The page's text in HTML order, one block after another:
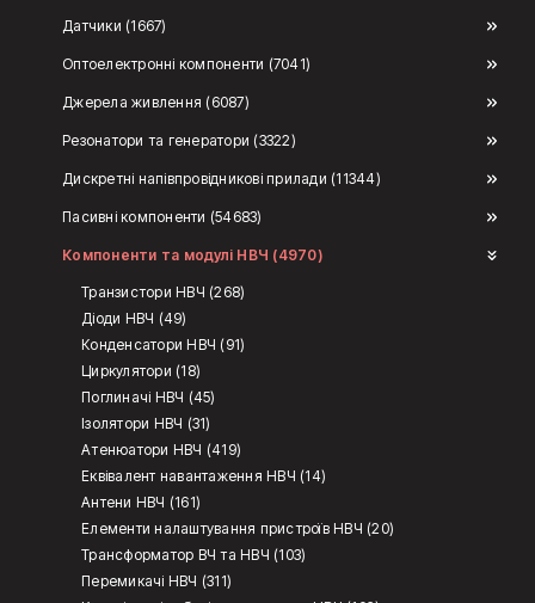
Датчики (1667)
Оптоелектронні компоненти (7041)
Джерела живлення (6087)
Резонатори та генератори (3322)
Дискретні напівпровідникові прилади (11344)
Пасивні компоненти (54683)
Компоненти та модулі НВЧ (4970)
Транзистори НВЧ (268)
Діоди НВЧ (49)
Конденсатори НВЧ (91)
Циркулятори (18)
Поглиначі НВЧ (45)
Ізолятори НВЧ (31)
Атенюатори НВЧ (419)
Еквівалент навантаження НВЧ (14)
Антени НВЧ (161)
Елементи налаштування пристроїв НВЧ (20)
Трансформатор ВЧ та НВЧ (103)
Перемикачі НВЧ (311)